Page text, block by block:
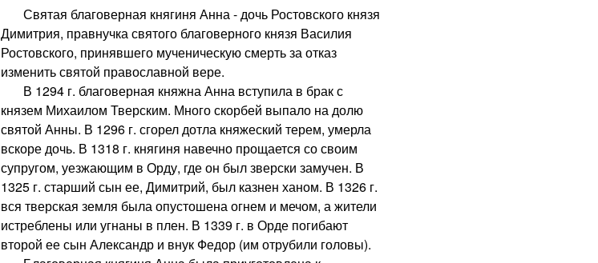
Святая благоверная княгиня Анна - дочь Ростовского князя
Димитрия, правнучка святого благоверного князя Василия
Ростовского, принявшего мученическую смерть за отказ
изменить святой православной вере.
В 1294 г. благоверная княжна Анна вступила в брак с
князем Михаилом Тверским. Много скорбей выпало на долю
святой Анны. В 1296 г. сгорел дотла княжеский терем, умерла
вскоре дочь. В 1318 г. княгиня навечно прощается со своим
супругом, уезжающим в Орду, где он был зверски замучен. В
1325 г. старший сын ее, Димитрий, был казнен ханом. В 1326 г.
вся тверская земля была опустошена огнем и мечом, а жители
истреблены или угнаны в плен. В 1339 г. в Орде погибают
второй ее сын Александр и внук Федор (им отрубили головы).